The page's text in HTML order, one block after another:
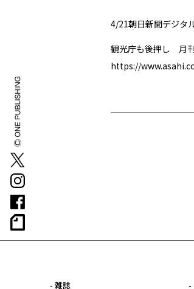
4/21朝日新聞デジタ
観光庁も後押し 月
https://
- 雑誌 -